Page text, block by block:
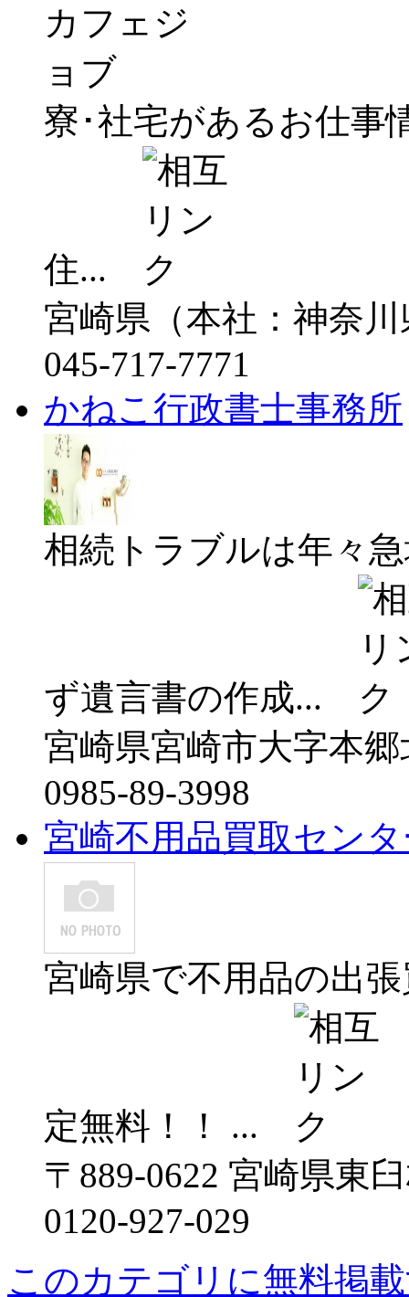
寮･社宅があるお仕事
住...
宮崎県（本社：神奈
045-717-7771
かねこ行政書士事務所
相続トラブルは年々
ず遺言書の作成...
宮崎県宮崎市大字本郷
0985-89-3998
宮崎不用品買取セン
宮崎県で不用品の出
定無料！！ ...
〒889-0622 宮崎県東
0120-927-029
このカテゴリに無料掲